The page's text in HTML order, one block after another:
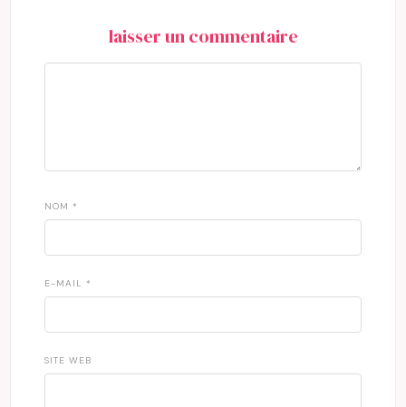
laisser un commentaire
NOM *
E-MAIL *
SITE WEB